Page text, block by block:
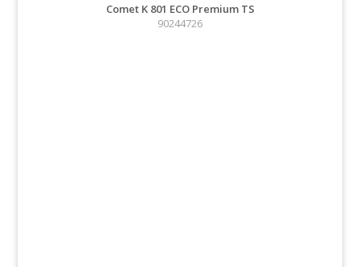
Comet K 801 ECO Premium TS
90244726